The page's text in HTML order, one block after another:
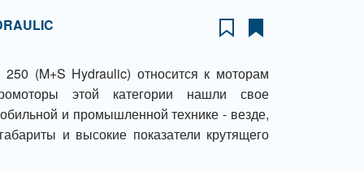
250 (M+S Hydraulic) относится к моторам
этой категории нашли свое
и промышленной технике - везде,
и высокие показатели крутящего